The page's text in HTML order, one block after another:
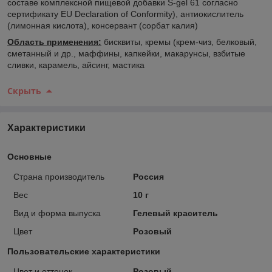
составе комплексной пищевой добавки S-gel 61 согласно
сертификату EU Declaration of Conformity), антиокислитель
(лимонная кислота), консервант (сорбат калия)
Область применения: бисквиты, кремы (крем-чиз, белковый,
сметанный и др., маффины, капкейки, макарунсы, взбитые
сливки, карамель, айсинг, мастика
Скрыть
Характеристики
Основные
Страна производитель
Россия
Вес
10 г
Вид и форма выпуска
Гелевый краситель
Цвет
Розовый
Пользовательские характеристики